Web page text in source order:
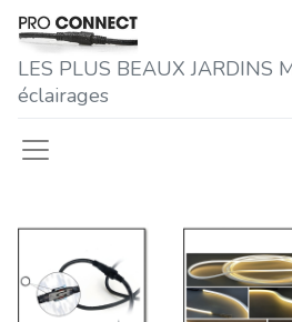
LES P​LUS BEAUX JARDINS
éclairages